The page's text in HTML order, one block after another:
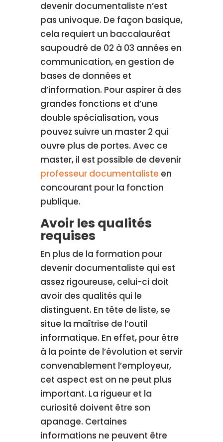
devenir documentaliste n’est
pas univoque. De façon basique,
cela requiert un baccalauréat
saupoudré de 02 à 03 années en
communication, en gestion de
bases de données et
d’information. Pour aspirer à des
grandes fonctions et d’une
double spécialisation, vous
pouvez suivre un master 2 qui
ouvre plus de portes. Avec ce
master, il est possible de devenir
professeur documentaliste en
concourant pour la fonction
publique.
Avoir les qualités
requises
En plus de la formation pour
devenir documentaliste qui est
assez rigoureuse, celui-ci doit
avoir des qualités qui le
distinguent. En tête de liste, se
situe la maîtrise de l’outil
informatique. En effet, pour être
à la pointe de l’évolution et servir
convenablement l’employeur,
cet aspect est on ne peut plus
important. La rigueur et la
curiosité doivent être son
apanage. Certaines
informations ne peuvent être